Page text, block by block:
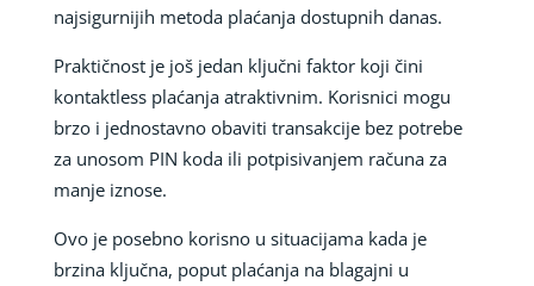
najsigurnijih metoda plaćanja dostupnih danas.
Praktičnost je još jedan ključni faktor koji čini
kontaktless plaćanja atraktivnim. Korisnici mogu
brzo i jednostavno obaviti transakcije bez potrebe
za unosom PIN koda ili potpisivanjem računa za
manje iznose.
Ovo je posebno korisno u situacijama kada je
brzina ključna, poput plaćanja na blagajni u